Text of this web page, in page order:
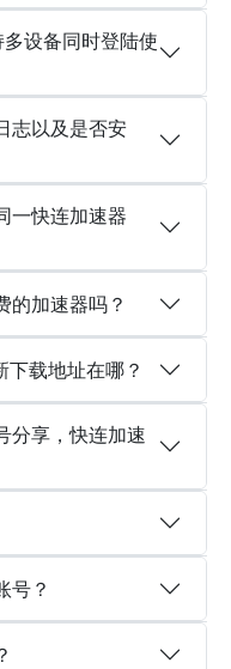
设备同时登陆使
志以及是否安
一快连加速器
的加速器吗？
载地址在哪？
分享，快连加速
号？